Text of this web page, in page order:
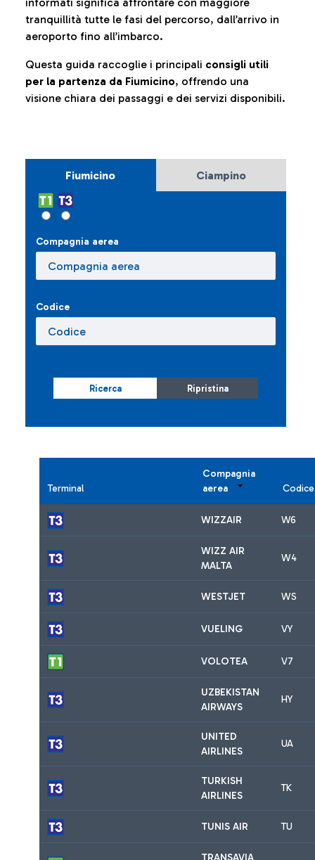
tranquillità tutte le fasi del percorso, dall’arrivo in
aeroporto fino all’imbarco.
Questa guida raccoglie i principali consigli utili
per la partenza da Fiumicino, offrendo una
visione chiara dei passaggi e dei servizi disponibili.
Fiumicino Ciampino
Compagnia aerea
Codice
Ricerca Ripristina
Terminal
Compagnia
aerea
Codice
WIZZAIR W6
WIZZ AIR
MALTA
W4
WESTJET WS
VUELING VY
VOLOTEA V7
UZBEKISTAN
AIRWAYS
HY
UNITED
AIRLINES
UA
TURKISH
AIRLINES
TK
TUNIS AIR TU
TRANSAVIA